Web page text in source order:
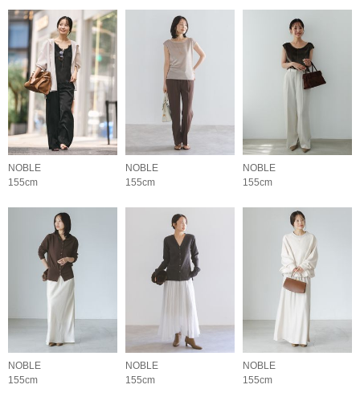
NOBLE
155cm
NOBLE
155cm
NOBLE
155cm
NOBLE
155cm
NOBLE
155cm
NOBLE
155cm